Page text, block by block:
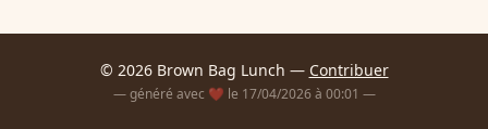
© 2026 Brown Bag Lunch — Contribuer
— généré avec ❤️ le 17/04/2026 à 00:01 —